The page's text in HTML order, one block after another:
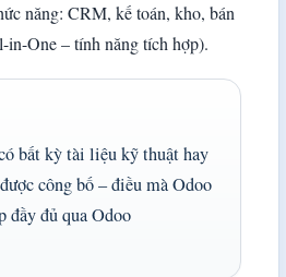
năng: CRM, kế toán, kho, bán
One – tính năng tích hợp).
bất kỳ tài liệu kỹ thuật hay
công bố – điều mà Odoo
đầy đủ qua Odoo